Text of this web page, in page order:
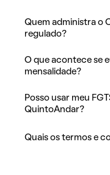
Quem administra o
regulado?
O que acontece se
mensalidade?
Posso usar meu
QuintoAndar?
Quais os termos e